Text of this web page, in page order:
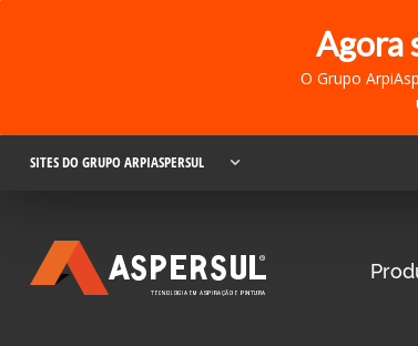
Agora
O Grupo
SITES DO GRUPO ARPIASPERSUL